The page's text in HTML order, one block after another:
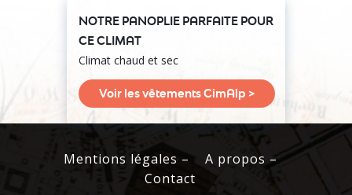
NOTRE PANOPLIE PARFAITE POUR
CE CLIMAT
Climat chaud et sec
Voir les vêtements CimAlp >
Mentions légales –
A propos –
Contact